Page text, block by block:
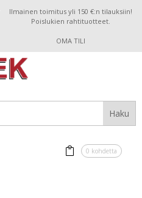
Ilmainen toimitus yli 150 €:n tilauksiin!
Poislukien rahtituotteet.
OMA TILI
0 kohdetta